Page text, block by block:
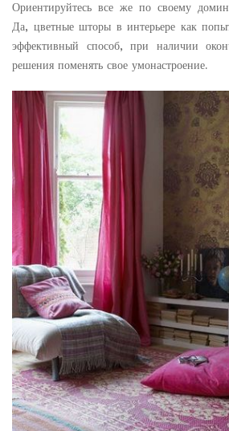
Ориентируйтесь все же по своему
Да, цветные шторы в интерьере как
эффективный способ, при наличии
решения поменять свое умонастроение.